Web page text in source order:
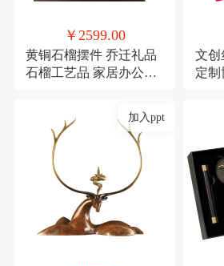
￥2599.00
黄铜石榴摆件 乔迁礼品
石榴工艺品 家居办公装
文创
定制
加入ppt